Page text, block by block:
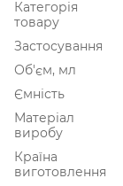
Категорія
товару
Застосування
Об'єм, мл
Ємність
Матеріал
виробу
Країна
виготовлення